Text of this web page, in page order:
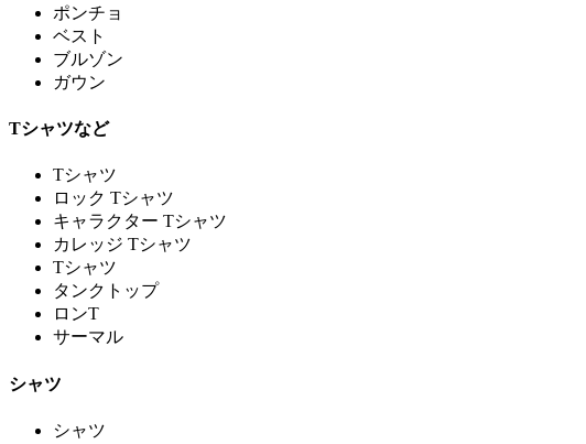
ポンチョ
ベスト
ブルゾン
ガウン
Tシャツなど
Tシャツ
ロック Tシャツ
キャラクター Tシャツ
カレッジ Tシャツ
Tシャツ
タンクトップ
ロンT
サーマル
シャツ
シャツ